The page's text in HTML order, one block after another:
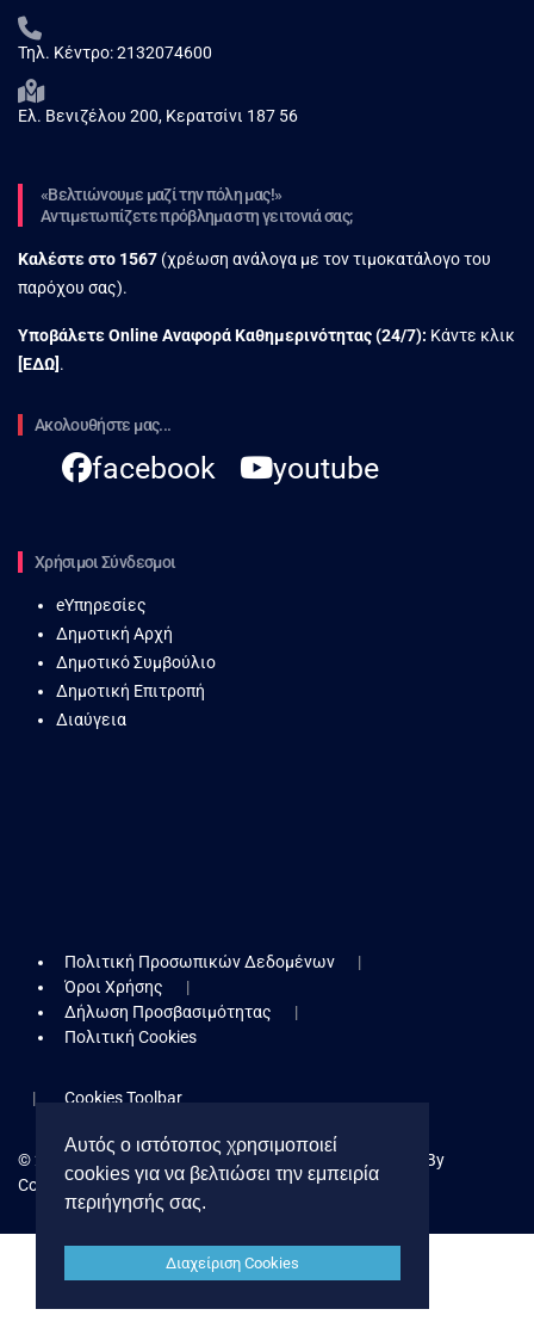
Τηλ. Κέντρο:2132074600
Ελ. Βενιζέλου 200, Κερατσίνι 187 56
«Βελτιώνουμε μαζί την πόλη μας!»
Αντιμετωπίζετε πρόβλημα στη γειτονιά σας;
Καλέστε στο 1567 (χρέωση ανάλογα με τον τιμοκατάλογο του
παρόχου σας).
Υποβάλετε Online Αναφορά Kαθημερινότητας (24/7): Κάντε κλικ
[ΕΔΩ] .
Ακολουθήστε μας...
facebook youtube
Χρήσιμοι Σύνδεσμοι
eΥπηρεσίες
Δημοτική Αρχή
Δημοτικό Συμβούλιο
Δημοτική Επιτροπή
Διαύγεια
Πολιτική Προσωπικών Δεδομένων
Όροι Χρήσης
Δήλωση Προσβασιμότητας
Πολιτική Cookies
Cookies Toolbar
© 2026 Δήμος Κερατσινίου - Δραπετσώνας. Powered By
Collectives S.A.
Αυτός ο ιστότοπος χρησιμοποιεί
cookies για να βελτιώσει την εμπειρία
περιήγησής σας.
Διαχείριση Cookies